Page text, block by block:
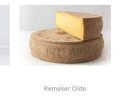
Remeker Olde